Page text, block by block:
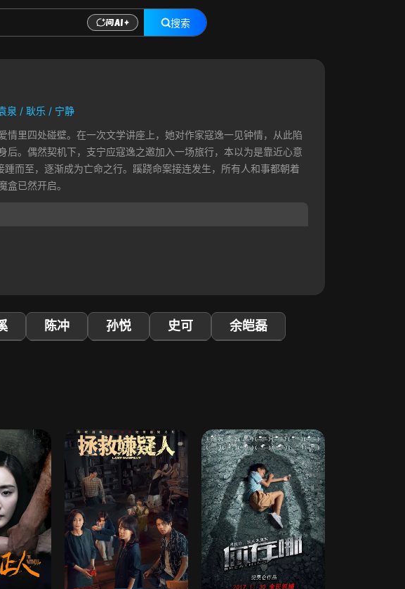
搜索
泉 / 耿乐 / 宁静
情里四处碰壁。在一次文学讲座上，她对作家寇逸一见钟情，从此陷
后。偶然契机下，支宁应寇逸之邀加入一场旅行，本以为是靠近心意
踵而至，逐渐成为亡命之行。蹊跷命案接连发生，所有人和事都朝着
盒已然开启。
陈冲 孙悦 史可
余皑磊